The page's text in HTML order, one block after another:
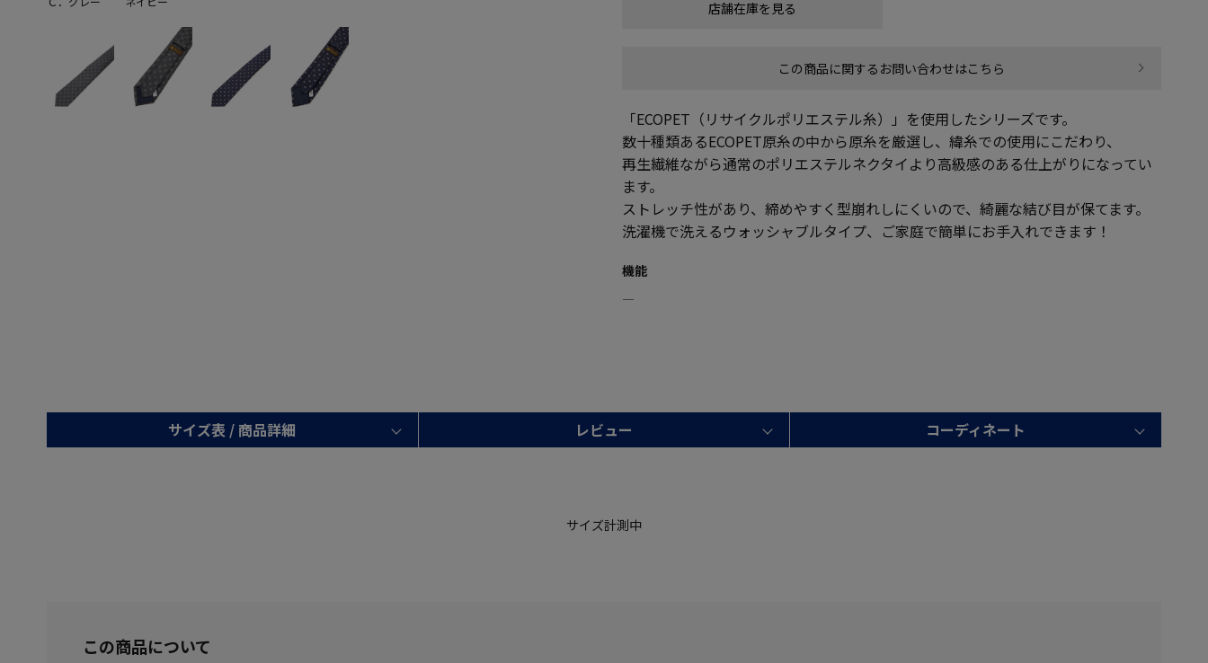
店舗在庫を見る
この商品に関するお問い合わせはこちら
「ECOPET（リサイクルポリエステル糸）」を使用したシリーズです。
数十種類あるECOPET原糸の中から原糸を厳選し、緯糸での使用にこだわり、
再生繊維ながら通常のポリエステルネクタイより高級感のある仕上がりになってい
ます。
ストレッチ性があり、締めやすく型崩れしにくいので、綺麗な結び目が保てます。
洗濯機で洗えるウォッシャブルタイプ、ご家庭で簡単にお手入れできます！
機能
―
サイズ表 / 商品詳細 レビュー コーディネート
サイズ計測中
この商品について